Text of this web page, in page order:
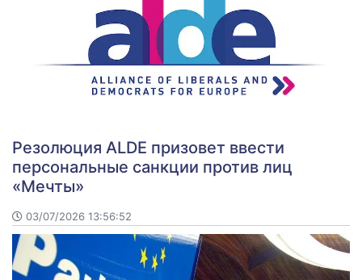
Резолюция ALDE призовет ввести
персональные санкции против лиц
«Мечты»
03/07/2026 13:56:52